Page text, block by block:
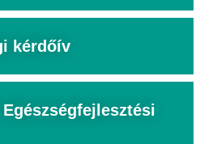
kérdőív